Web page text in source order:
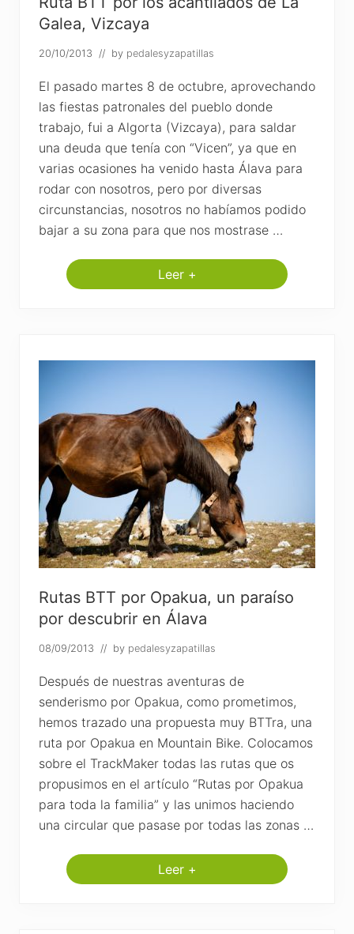
a
Galea, Vizcaya
20/10/2013 // by pedalesyzapatillas
El pasado martes 8 de octubre, aprovechando
las fiestas patronales del pueblo donde
trabajo, fui a Algorta (Vizcaya), para saldar
una deuda que tenía con “Vicen”, ya que en
varias ocasiones ha venido hasta Álava para
rodar con nosotros, pero por diversas
circunstancias, nosotros no habíamos podido
bajar a su zona para que nos mostrase …
R
u
o
s
a
c
n
l
a
d
o
s
e
L
a
a
a
,
V
i
z
c
a
y
a
Leer +
Rutas BTT por Opakua, un paraíso
por descubrir en Álava
08/09/2013 // by pedalesyzapatillas
Después de nuestras aventuras de
senderismo por Opakua, como prometimos,
hemos trazado una propuesta muy BTTra, una
ruta por Opakua en Mountain Bike. Colocamos
sobre el TrackMaker todas las rutas que os
propusimos en el artículo “Rutas por Opakua
para toda la familia” y las unimos haciendo
una circular que pasase por todas las zonas …
R
u
Leer +